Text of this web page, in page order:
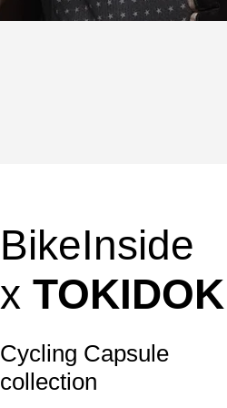
BikeInside
x
Cycling Capsule
collection